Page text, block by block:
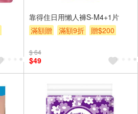
靠得住日用懶人褲S-M4+1片
滿額贈
滿額9折 贈$200
$ 64
$49